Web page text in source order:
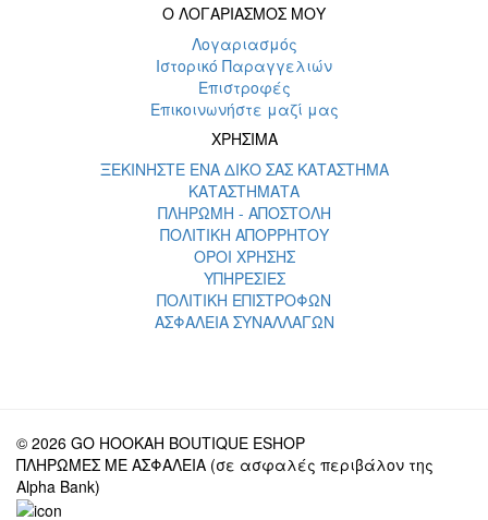
Ο ΛΟΓΑΡΙΑΣΜΟΣ ΜΟΥ
Λογαριασμός
Ιστορικό Παραγγελιών
Επιστροφές
Επικοινωνήστε μαζί μας
ΧΡΗΣΙΜΑ
ΞΕΚΙΝΗΣΤΕ ΕΝΑ ΔΙΚΟ ΣΑΣ ΚΑΤΑΣΤΗΜΑ
ΚΑΤΑΣΤΗΜΑΤΑ
ΠΛΗΡΩΜΗ - ΑΠΟΣΤΟΛΗ
ΠΟΛΙΤΙΚΗ ΑΠΟΡΡΗΤΟΥ
ΟΡΟΙ ΧΡΗΣΗΣ
ΥΠΗΡΕΣΙΕΣ
ΠΟΛΙΤΙΚΗ ΕΠΙΣΤΡΟΦΩΝ
ΑΣΦΑΛΕΙΑ ΣΥΝΑΛΛΑΓΩΝ
© 2026 GO HOOKAH BOUTIQUE ESHOP
ΠΛΗΡΩΜΕΣ ΜΕ ΑΣΦΑΛΕΙΑ (σε ασφαλές περιβάλον της
Alpha Bank)